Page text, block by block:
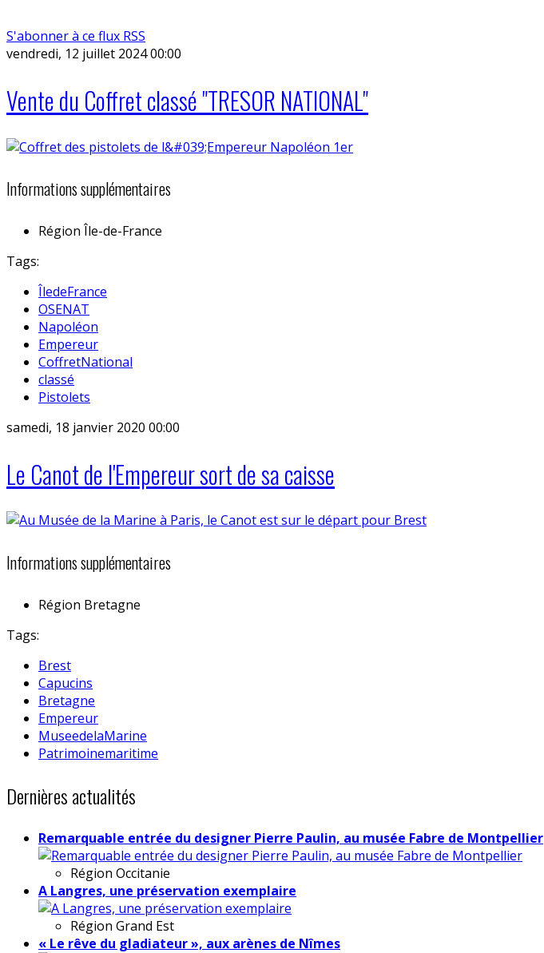
S'abonner à ce flux RSS
vendredi, 12 juillet 2024 00:00
Vente du Coffret classé "TRESOR NATIONAL"
Informations supplémentaires
Région Île-de-France
Tags:
ÎledeFrance
OSENAT
Napoléon
Empereur
CoffretNational
classé
Pistolets
samedi, 18 janvier 2020 00:00
Le Canot de l'Empereur sort de sa caisse
Informations supplémentaires
Région Bretagne
Tags:
Brest
Capucins
Bretagne
Empereur
MuseedelaMarine
Patrimoinemaritime
Dernières actualités
Remarquable entrée du designer Pierre Paulin, au musée Fabre de Montpellier
Région Occitanie
A Langres, une préservation exemplaire
Région Grand Est
« Le rêve du gladiateur », aux arènes de Nîmes